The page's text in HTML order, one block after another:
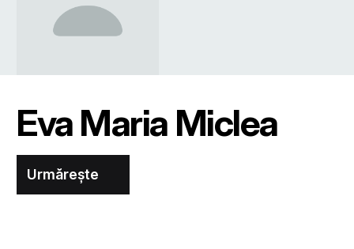
Eva Maria Miclea
Urmărește